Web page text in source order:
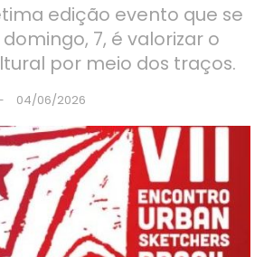
edição evento que se
7, é valorizar o
por meio dos traços.
04/06/2026